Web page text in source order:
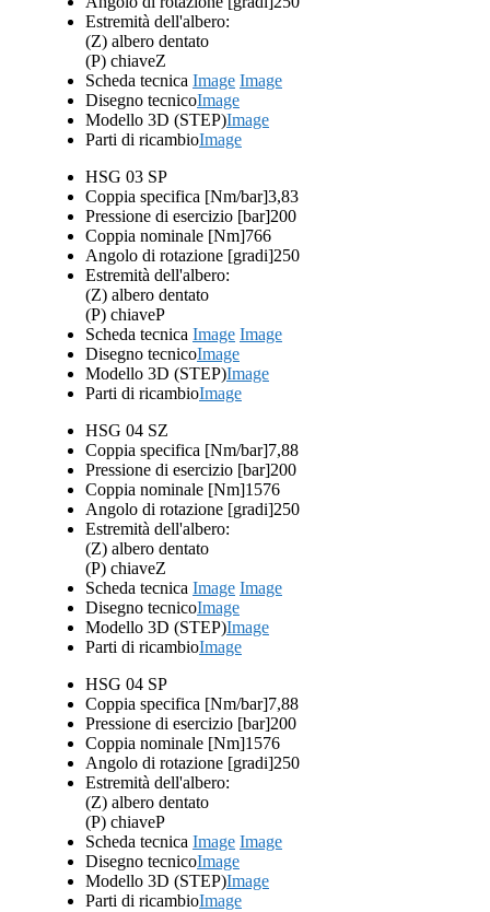
Estremità dell'albero:
(Z) albero dentato
(P) chiaveZ
Scheda tecnica Image Image
Disegno tecnicoImage
Modello 3D (STEP)Image
Parti di ricambioImage
HSG 03 SP
Coppia specifica [Nm/bar]3,83
Pressione di esercizio [bar]200
Coppia nominale [Nm]766
Angolo di rotazione [gradi]250
Estremità dell'albero:
(Z) albero dentato
(P) chiaveP
Scheda tecnica Image Image
Disegno tecnicoImage
Modello 3D (STEP)Image
Parti di ricambioImage
HSG 04 SZ
Coppia specifica [Nm/bar]7,88
Pressione di esercizio [bar]200
Coppia nominale [Nm]1576
Angolo di rotazione [gradi]250
Estremità dell'albero:
(Z) albero dentato
(P) chiaveZ
Scheda tecnica Image Image
Disegno tecnicoImage
Modello 3D (STEP)Image
Parti di ricambioImage
HSG 04 SP
Coppia specifica [Nm/bar]7,88
Pressione di esercizio [bar]200
Coppia nominale [Nm]1576
Angolo di rotazione [gradi]250
Estremità dell'albero:
(Z) albero dentato
(P) chiaveP
Scheda tecnica Image Image
Disegno tecnicoImage
Modello 3D (STEP)Image
Parti di ricambioImage